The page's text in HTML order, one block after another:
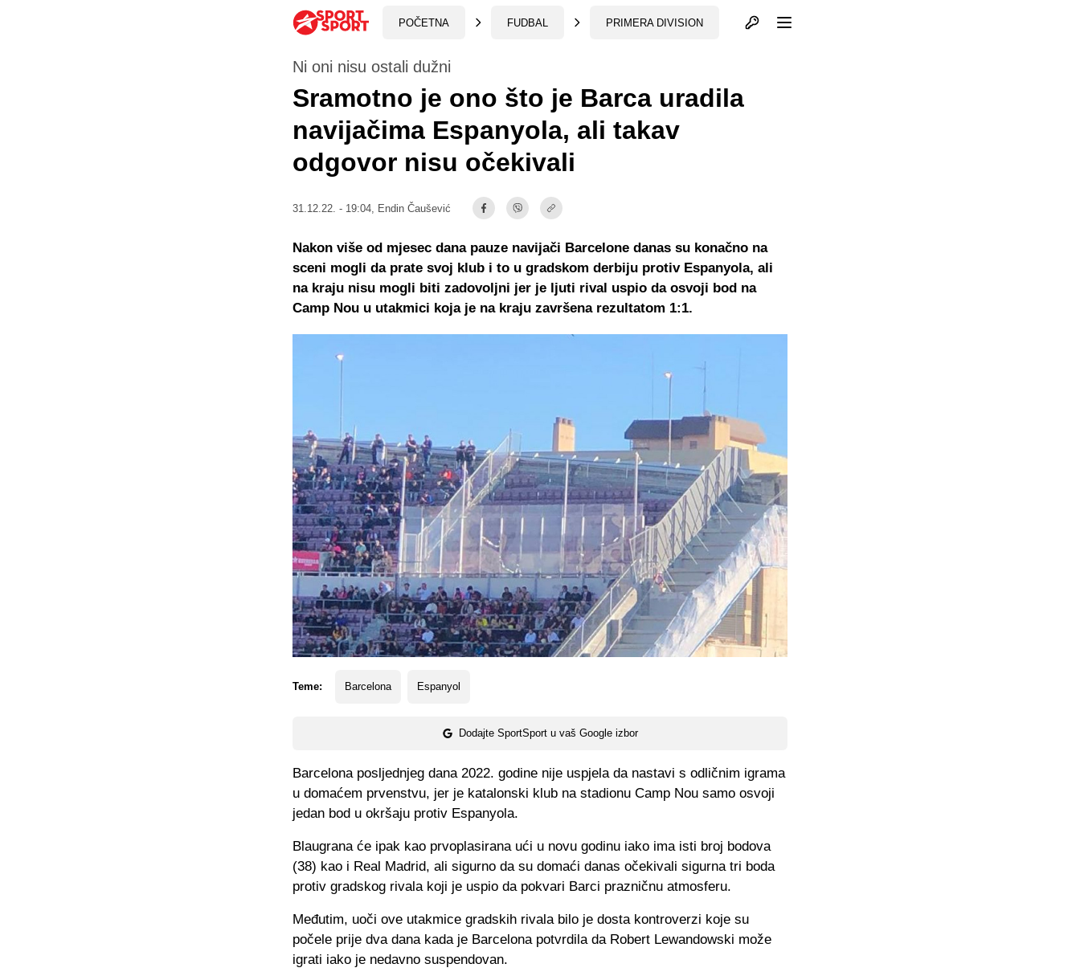
POČETNA FUDBAL PRIMERA DIVISION Otvori profil
Ni oni nisu ostali dužni
Sramotno je ono što je Barca uradila
navijačima Espanyola, ali takav
odgovor nisu očekivali
31.12.22. - 19:04, Endin Čaušević
Teme: Barcelona Espanyol
Dodajte SportSport u vaš Google izbor
Nakon više od mjesec dana pauze navijači Barcelone danas su konačno na
sceni mogli da prate svoj klub i to u gradskom derbiju protiv Espanyola, ali
na kraju nisu mogli biti zadovoljni jer je ljuti rival uspio da osvoji bod na
Camp Nou u utakmici koja je na kraju završena rezultatom 1:1.
Barcelona posljednjeg dana 2022. godine nije uspjela da nastavi s odličnim igrama
u domaćem prvenstvu, jer je katalonski klub na stadionu Camp Nou samo osvoji
jedan bod u okršaju protiv Espanyola.
Blaugrana će ipak kao prvoplasirana ući u novu godinu iako ima isti broj bodova
(38) kao i Real Madrid, ali sigurno da su domaći danas očekivali sigurna tri boda
protiv gradskog rivala koji je uspio da pokvari Barci prazničnu atmosferu.
Međutim, uoči ove utakmice gradskih rivala bilo je dosta kontroverzi koje su
počele prije dva dana kada je Barcelona potvrdila da Robert Lewandowski može
igrati iako je nedavno suspendovan.